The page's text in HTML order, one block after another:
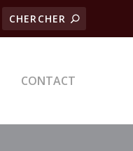
CONTACT